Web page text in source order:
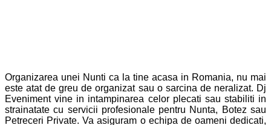
Organizarea unei Nunti ca la tine acasa in Romania, nu mai
este atat de greu de organizat sau o sarcina de neralizat. Dj
Eveniment vine in intampinarea celor plecati sau stabiliti in
strainatate cu servicii profesionale pentru Nunta, Botez sau
Petreceri Private. Va asiguram o echipa de oameni dedicati,